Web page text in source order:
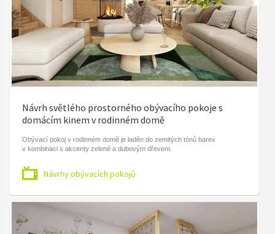
Návrh světlého prostorného obývacího pokoje s
domácím kinem v rodinném domě
Obývací pokoj v rodinném domě je laděn do zemitých tónů barev
v kombinaci s akcenty zelené a dubovým dřevem.
Návrhy obývacích pokojů